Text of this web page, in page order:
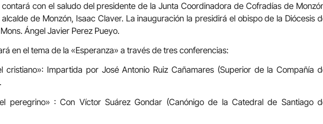
contará con el saludo del presidente de la Junta Coordinadora de Cofradías de
de Monzón, Isaac Claver. La inauguración la presidirá el obispo de la Diócesis
Ángel Javier Perez Pueyo.
en el tema de la «Esperanza» a través de tres conferencias:
cristiano»: Impartida por José Antonio Ruiz Cañamares (Superior de la Compañía
peregrino» : Con Víctor Suárez Gondar (Canónigo de la Catedral de Santiago